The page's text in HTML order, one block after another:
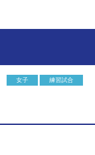
女子 練習試合